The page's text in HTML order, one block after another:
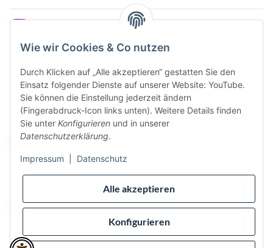
Alle akzeptieren
Konfigurieren
Wie wir Cookies & Co nutzen
Durch Klicken auf „Alle akzeptieren“ gestatten Sie den
Einsatz folgender Dienste auf unserer Website: YouTube.
Sie können die Einstellung jederzeit ändern
(Fingerabdruck-Icon links unten). Weitere Details finden
Sie unter Konfigurieren und in unserer
Datenschutzerklärung.
Impressum Datenschutz
Vertrag widerrufen
Sicher bezahlen via:
Wir versenden via: